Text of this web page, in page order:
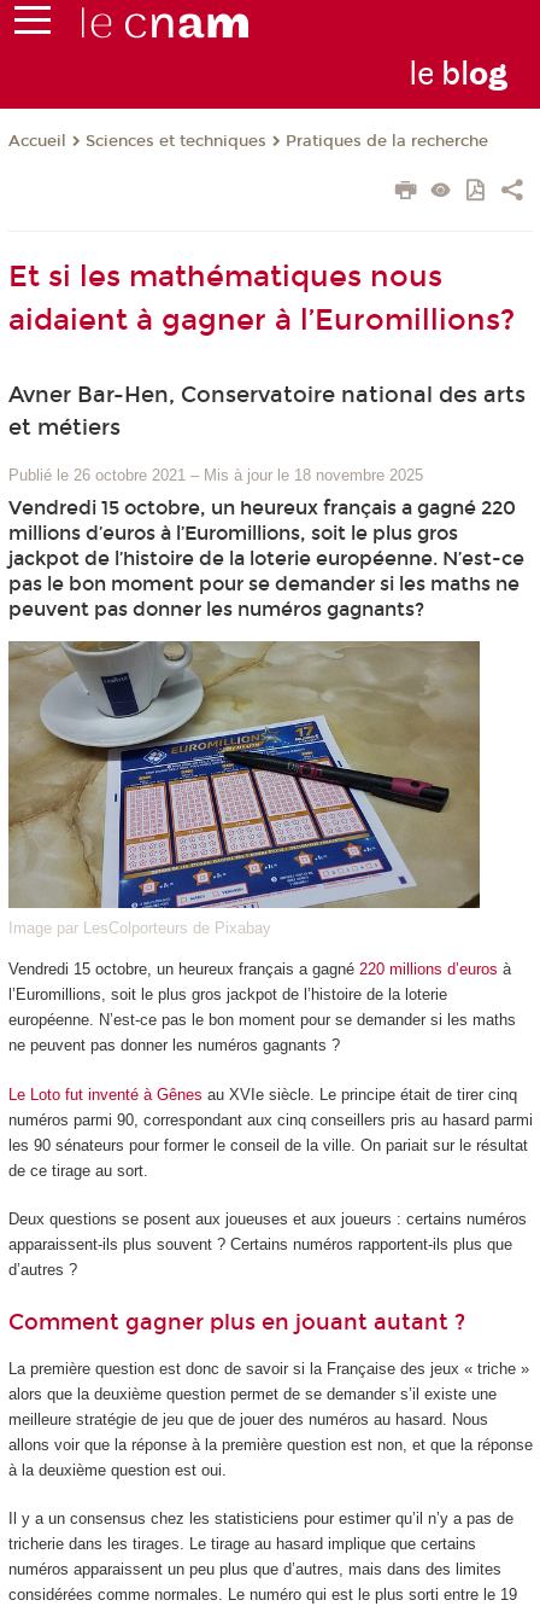
le blog
Accueil Sciences et techniques Pratiques de la recherche
Et si les mathématiques nous
aidaient à gagner à l’Euromillions?
Avner Bar-Hen, Conservatoire national des arts
et métiers
Publié le 26 octobre 2021 – Mis à jour le 18 novembre 2025
Vendredi 15 octobre, un heureux français a gagné 220
millions d’euros à l’Euromillions, soit le plus gros
jackpot de l’histoire de la loterie européenne. N’est-ce
pas le bon moment pour se demander si les maths ne
peuvent pas donner les numéros gagnants?
Image par LesColporteurs de Pixabay
Vendredi 15 octobre, un heureux français a gagné 220 millions d’euros à
l’Euromillions, soit le plus gros jackpot de l’histoire de la loterie
européenne. N’est-ce pas le bon moment pour se demander si les maths
ne peuvent pas donner les numéros gagnants ?
Le Loto fut inventé à Gênes au XVIesiècle. Le principe était de tirer cinq
numéros parmi 90, correspondant aux cinq conseillers pris au hasard parmi
les 90 sénateurs pour former le conseil de la ville. On pariait sur le résultat
de ce tirage au sort.
Deux questions se posent aux joueuses et aux joueurs : certains numéros
apparaissent-ils plus souvent ? Certains numéros rapportent-ils plus que
d’autres ?
Comment gagner plus en jouant autant ?
La première question est donc de savoir si la Française des jeux « triche »
alors que la deuxième question permet de se demander s’il existe une
meilleure stratégie de jeu que de jouer des numéros au hasard. Nous
allons voir que la réponse à la première question est non, et que la réponse
à la deuxième question est oui.
Il y a un consensus chez les statisticiens pour estimer qu’il n’y a pas de
tricherie dans les tirages. Le tirage au hasard implique que certains
numéros apparaissent un peu plus que d’autres, mais dans des limites
considérées comme normales. Le numéro qui est le plus sorti entre le 19